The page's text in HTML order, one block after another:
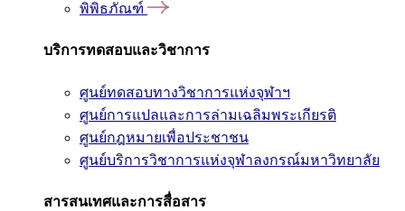
พิพิธภัณฑ์
บริการทดสอบและวิชาการ
ศูนย์ทดสอบทางวิชาการแห่งจุฬาฯ
ศูนย์การแปลและการล่ามเฉลิมพระเกียรติ
ศูนย์กฎหมายเพื่อประชาชน
ศูนย์บริการวิชาการแห่งจุฬาลงกรณ์มหาวิทยาลัย
สารสนเทศและการสื่อสาร